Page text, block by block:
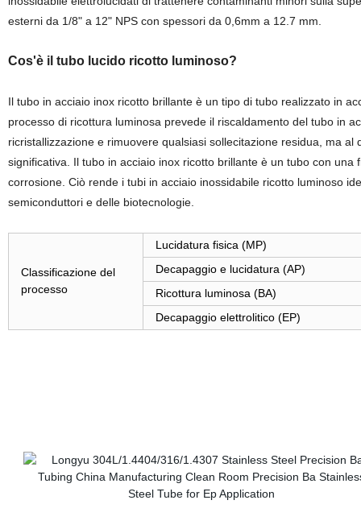
esterni da 1/8" a 12" NPS con spessori da 0,6mm a 12.7 mm.
Cos'è il tubo lucido ricotto luminoso?
Il tubo in acciaio inox ricotto brillante è un tipo di tubo realizzato in
processo di ricottura luminosa prevede il riscaldamento del tubo in
ricristallizzazione e rimuovere qualsiasi sollecitazione residua, ma
significativa. Il tubo in acciaio inox ricotto brillante è un tubo con
corrosione. Ciò rende i tubi in acciaio inossidabile ricotto luminoso
semiconduttori e delle biotecnologie.
Classificazione del
processo
Lucidatura fisica (MP)
Decapaggio e lucidatura (AP)
Ricottura luminosa (BA)
Decapaggio elettrolitico (EP)